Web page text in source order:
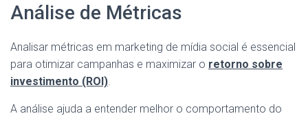
Análise de Métricas
Analisar métricas em marketing de mídia social é essencial
para otimizar campanhas e maximizar o retorno sobre
investimento (ROI).
A análise ajuda a entender melhor o comportamento do